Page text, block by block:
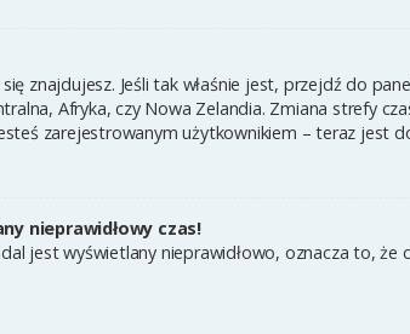
znajdujesz. Jeśli tak właśnie jest, przejdź do
Afryka, czy Nowa Zelandia. Zmiana strefy
zarejestrowanym użytkownikiem – teraz jest
nieprawidłowy czas!
jest wyświetlany nieprawidłowo, oznacza to, że